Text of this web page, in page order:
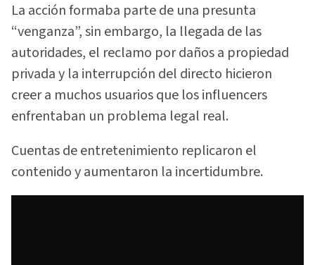
La acción formaba parte de una presunta
“venganza”, sin embargo, la llegada de las
autoridades, el reclamo por daños a propiedad
privada y la interrupción del directo hicieron
creer a muchos usuarios que los influencers
enfrentaban un problema legal real.
Cuentas de entretenimiento replicaron el
contenido y aumentaron la incertidumbre.